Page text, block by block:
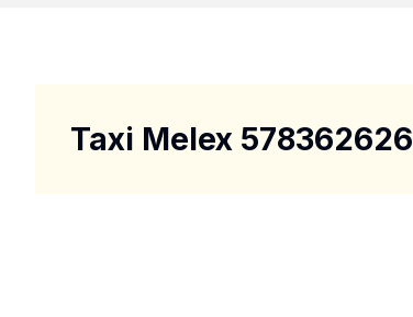
Taxi Melex 578362626